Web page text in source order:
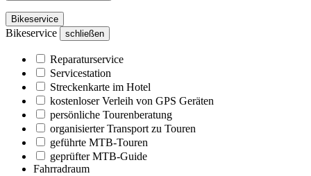
Bikeservice
Bikeservice schließen
Reparaturservice
Servicestation
Streckenkarte im Hotel
kostenloser Verleih von GPS Geräten
persönliche Tourenberatung
organisierter Transport zu Touren
geführte MTB-Touren
geprüfter MTB-Guide
Fahrradraum